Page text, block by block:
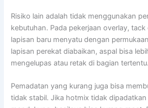
Risiko lain adalah tidak menggunakan
kebutuhan. Pada pekerjaan overlay,
lapisan baru menyatu dengan
lapisan perekat diabaikan, aspal bisa
mengelupas atau retak di bagian tertentu.
Pemadatan yang kurang juga bisa
tidak stabil. Jika hotmix tidak